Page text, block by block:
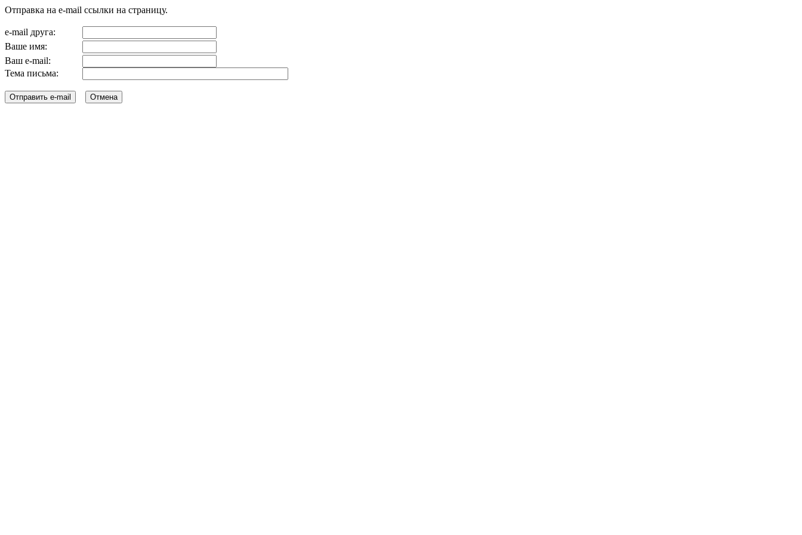
Отправка на e-mail ссылки на страницу.
e-mail друга:
Ваше имя:
Ваш e-mail:
Тема письма: